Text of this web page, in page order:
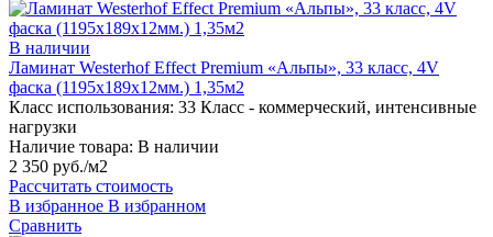
В наличии
Ламинат Westerhof Effect Premium «Альпы», 33 класс, 4V
фаска (1195х189х12мм.) 1,35м2
Класс использования: 33 Класс - коммерческий, интенсивные
нагрузки
Наличие товара: В наличии
2 350 руб./м2
Рассчитать стоимость
В избранное В избранном
Сравнить